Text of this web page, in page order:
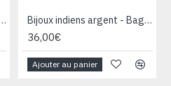
Bijoux indiens - Bague indienne rhodiée Topaze Bijoux indiens argent - Bague indienne oxyde de Zirconium
36,00€
Ajouter au panier